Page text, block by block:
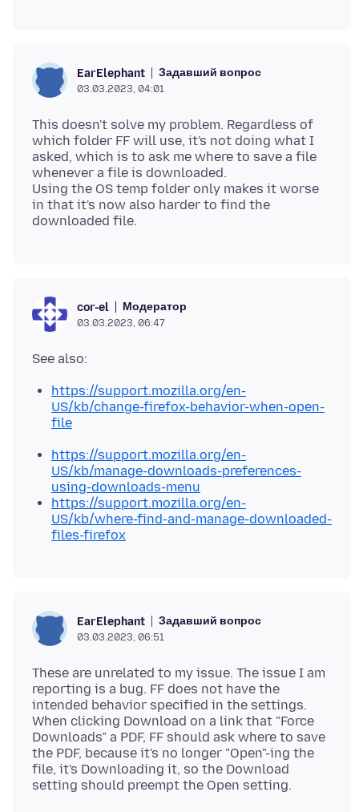
EarElephant Задавший вопрос
03.03.2023, 04:01
This doesn't solve my problem. Regardless of
which folder FF will use, it's not doing what I
asked, which is to ask me where to save a file
whenever a file is downloaded.
Using the OS temp folder only makes it worse
in that it's now also harder to find the
cor-el Модератор
03.03.2023, 06:47
https://support.mozilla.org/en-
US/kb/change-firefox-behavior-when-open-
file
https://support.mozilla.org/en-
US/kb/manage-downloads-preferences-
using-downloads-menu
https://support.mozilla.org/en-
US/kb/where-find-and-manage-downloaded-
files-firefox
EarElephant Задавший вопрос
03.03.2023, 06:51
These are unrelated to my issue. The issue I am
reporting is a bug. FF does not have the
intended behavior specified in the settings.
When clicking Download on a link that "Force
Downloads" a PDF, FF should ask where to save
the PDF, because it's no longer "Open"-ing the
file, it's Downloading it, so the Download